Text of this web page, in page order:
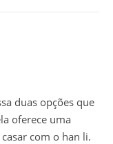
duas opções que
oferece uma
com o han li.